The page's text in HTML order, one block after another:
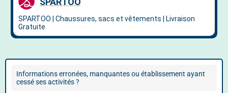
Informations erronées, manquantes ou établissement ayant
cessé ses activités ?